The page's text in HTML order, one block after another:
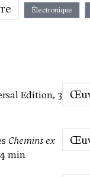
Électronique
Edition, 3
Chemins ex
min